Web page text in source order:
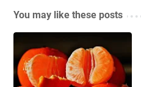
You may like these posts